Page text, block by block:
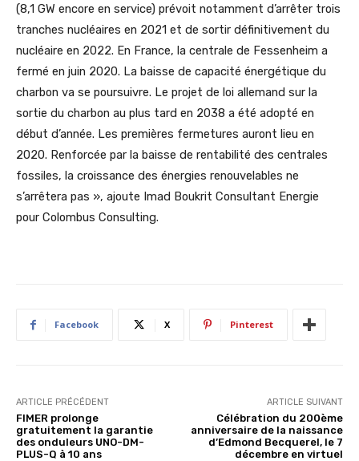
(8,1 GW encore en service) prévoit notamment d’arrêter trois
tranches nucléaires en 2021 et de sortir définitivement du
nucléaire en 2022. En France, la centrale de Fessenheim a
fermé en juin 2020. La baisse de capacité énergétique du
charbon va se poursuivre. Le projet de loi allemand sur la
sortie du charbon au plus tard en 2038 a été adopté en
début d’année. Les premières fermetures auront lieu en
2020. Renforcée par la baisse de rentabilité des centrales
fossiles, la croissance des énergies renouvelables ne
s’arrêtera pas », ajoute Imad Boukrit Consultant Energie
pour Colombus Consulting.
Facebook X Pinterest
ARTICLE PRÉCÉDENT
FIMER prolonge
gratuitement la garantie
des onduleurs UNO-DM-
PLUS-Q à 10 ans
ARTICLE SUIVANT
Célébration du 200ème
anniversaire de la naissance
d’Edmond Becquerel, le 7
décembre en virtuel